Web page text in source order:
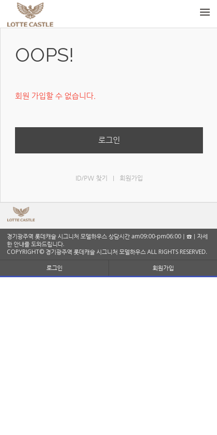
OOPS!
회원 가입할 수 없습니다.
로그인
ID/PW 찾기 | 회원가입
경기광주역 롯데캐슬 시그니처 모델하우스 상담시간 am09:00-pm06:00ㅣ☎ㅣ자세
한 안내를 도와드립니다.
COPYRIGHT© 경기광주역 롯데캐슬 시그니처 모델하우스 ALL RIGHTS RESERVED.
로그인
회원가입